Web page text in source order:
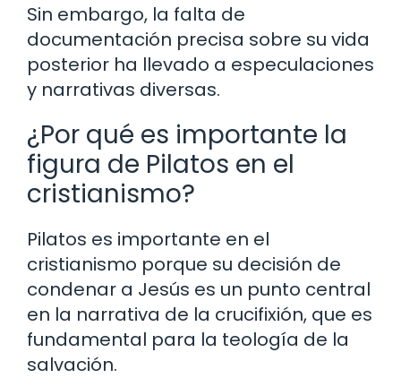
Sin embargo, la falta de
documentación precisa sobre su vida
posterior ha llevado a especulaciones
y narrativas diversas.
¿Por qué es importante la
figura de Pilatos en el
cristianismo?
Pilatos es importante en el
cristianismo porque su decisión de
condenar a Jesús es un punto central
en la narrativa de la crucifixión, que es
fundamental para la teología de la
salvación.